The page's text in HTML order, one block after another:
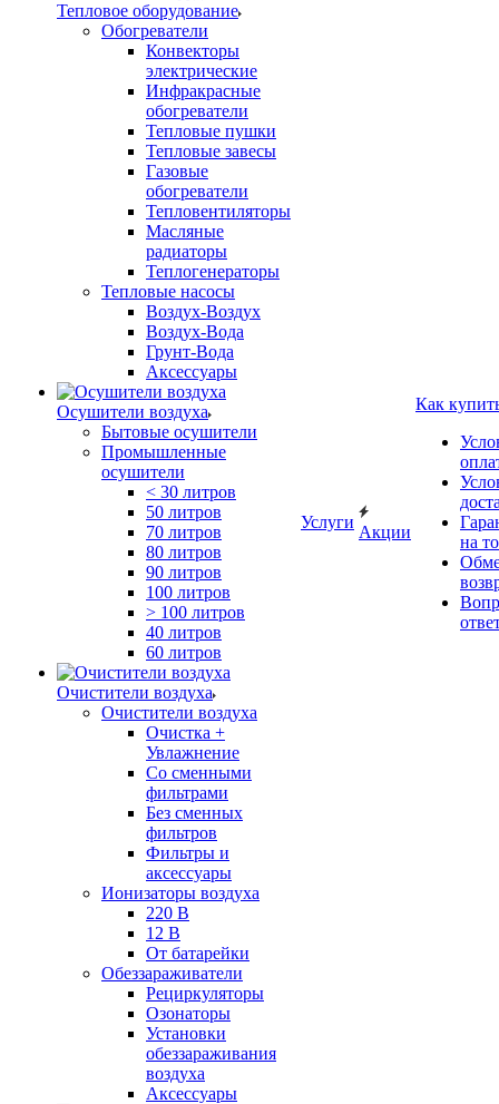
Тепловое оборудование
Обогреватели
Конвекторы
электрические
Инфракрасные
обогреватели
Тепловые пушки
Тепловые завесы
Газовые
обогреватели
Тепловентиляторы
Масляные
радиаторы
Теплогенераторы
Тепловые насосы
Воздух-Воздух
Воздух-Вода
Грунт-Вода
Аксессуары
Осушители воздуха
Бытовые осушители
Промышленные
осушители
< 30 литров
50 литров
70 литров
80 литров
90 литров
100 литров
> 100 литров
40 литров
60 литров
Очистители воздуха
Очистители воздуха
Очистка +
Увлажнение
Cо сменными
фильтрами
Без сменных
фильтров
Фильтры и
аксессуары
Ионизаторы воздуха
220 В
12 В
От батарейки
Обеззараживатели
Рециркуляторы
Озонаторы
Установки
обеззараживания
воздуха
Аксессуары
Услуги
Акции
Как
на